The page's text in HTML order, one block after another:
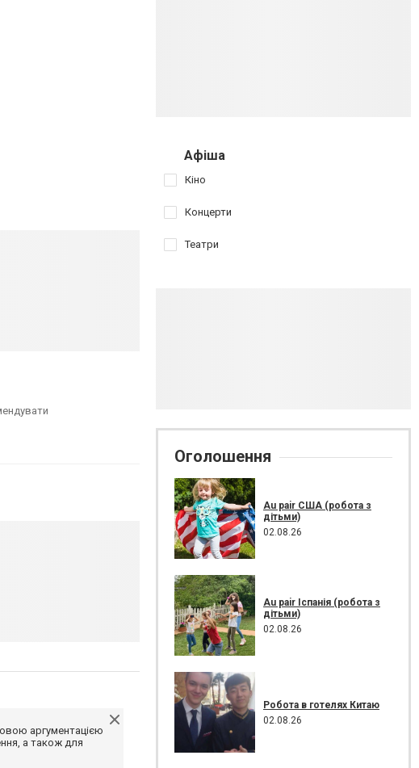
аргументацією
а також для
Афіша
Кіно
Концерти
Театри
Оголошення
Au pair США (робота з
дітьми)
02.08.26
Au pair Іспанія (робота з
дітьми)
02.08.26
Робота в готелях Китаю
02.08.26